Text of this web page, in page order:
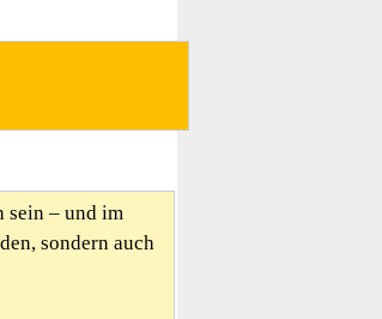
sein – und im
sondern auch